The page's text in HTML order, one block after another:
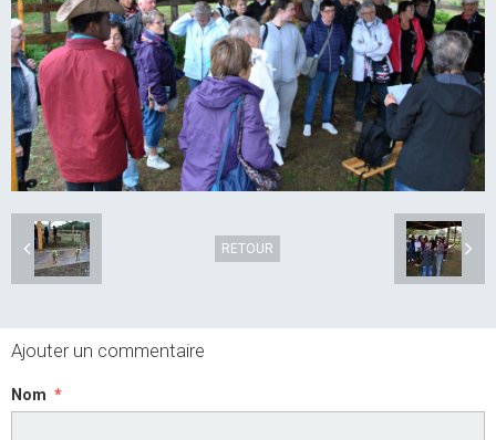
RETOUR
Ajouter un commentaire
Nom